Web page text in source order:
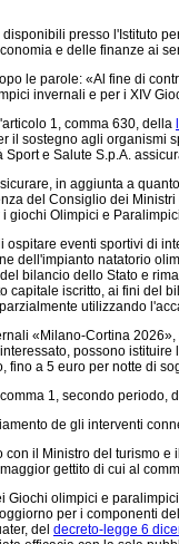
presso l'Istituto
e delle finanze ai
le parole: «Al fine di
invernali e per i XIV
1, comma 630, della
sostegno agli
e Salute S.p.A.
in aggiunta a
del Consiglio dei
giochi Olimpici e
eventi sportivi di
dell'impianto natatorio
bilancio dello Stato e
iscritto, ai fini del
utilizzando
«Milano-Cortina
possono
a 5 euro per notte di
1, secondo periodo,
de gli interventi
il Ministro del turismo
gettito di cui al
olimpici e
per i componenti
del decreto-legge 6